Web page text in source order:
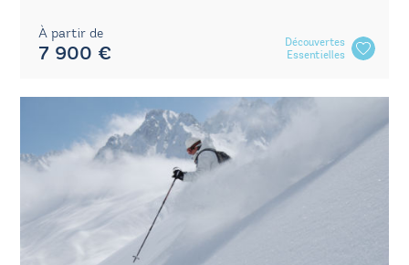
À partir de
7 900 €
Découvertes
Essentielles